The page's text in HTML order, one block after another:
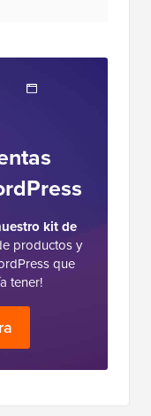
kit de
productos y
que
tener!